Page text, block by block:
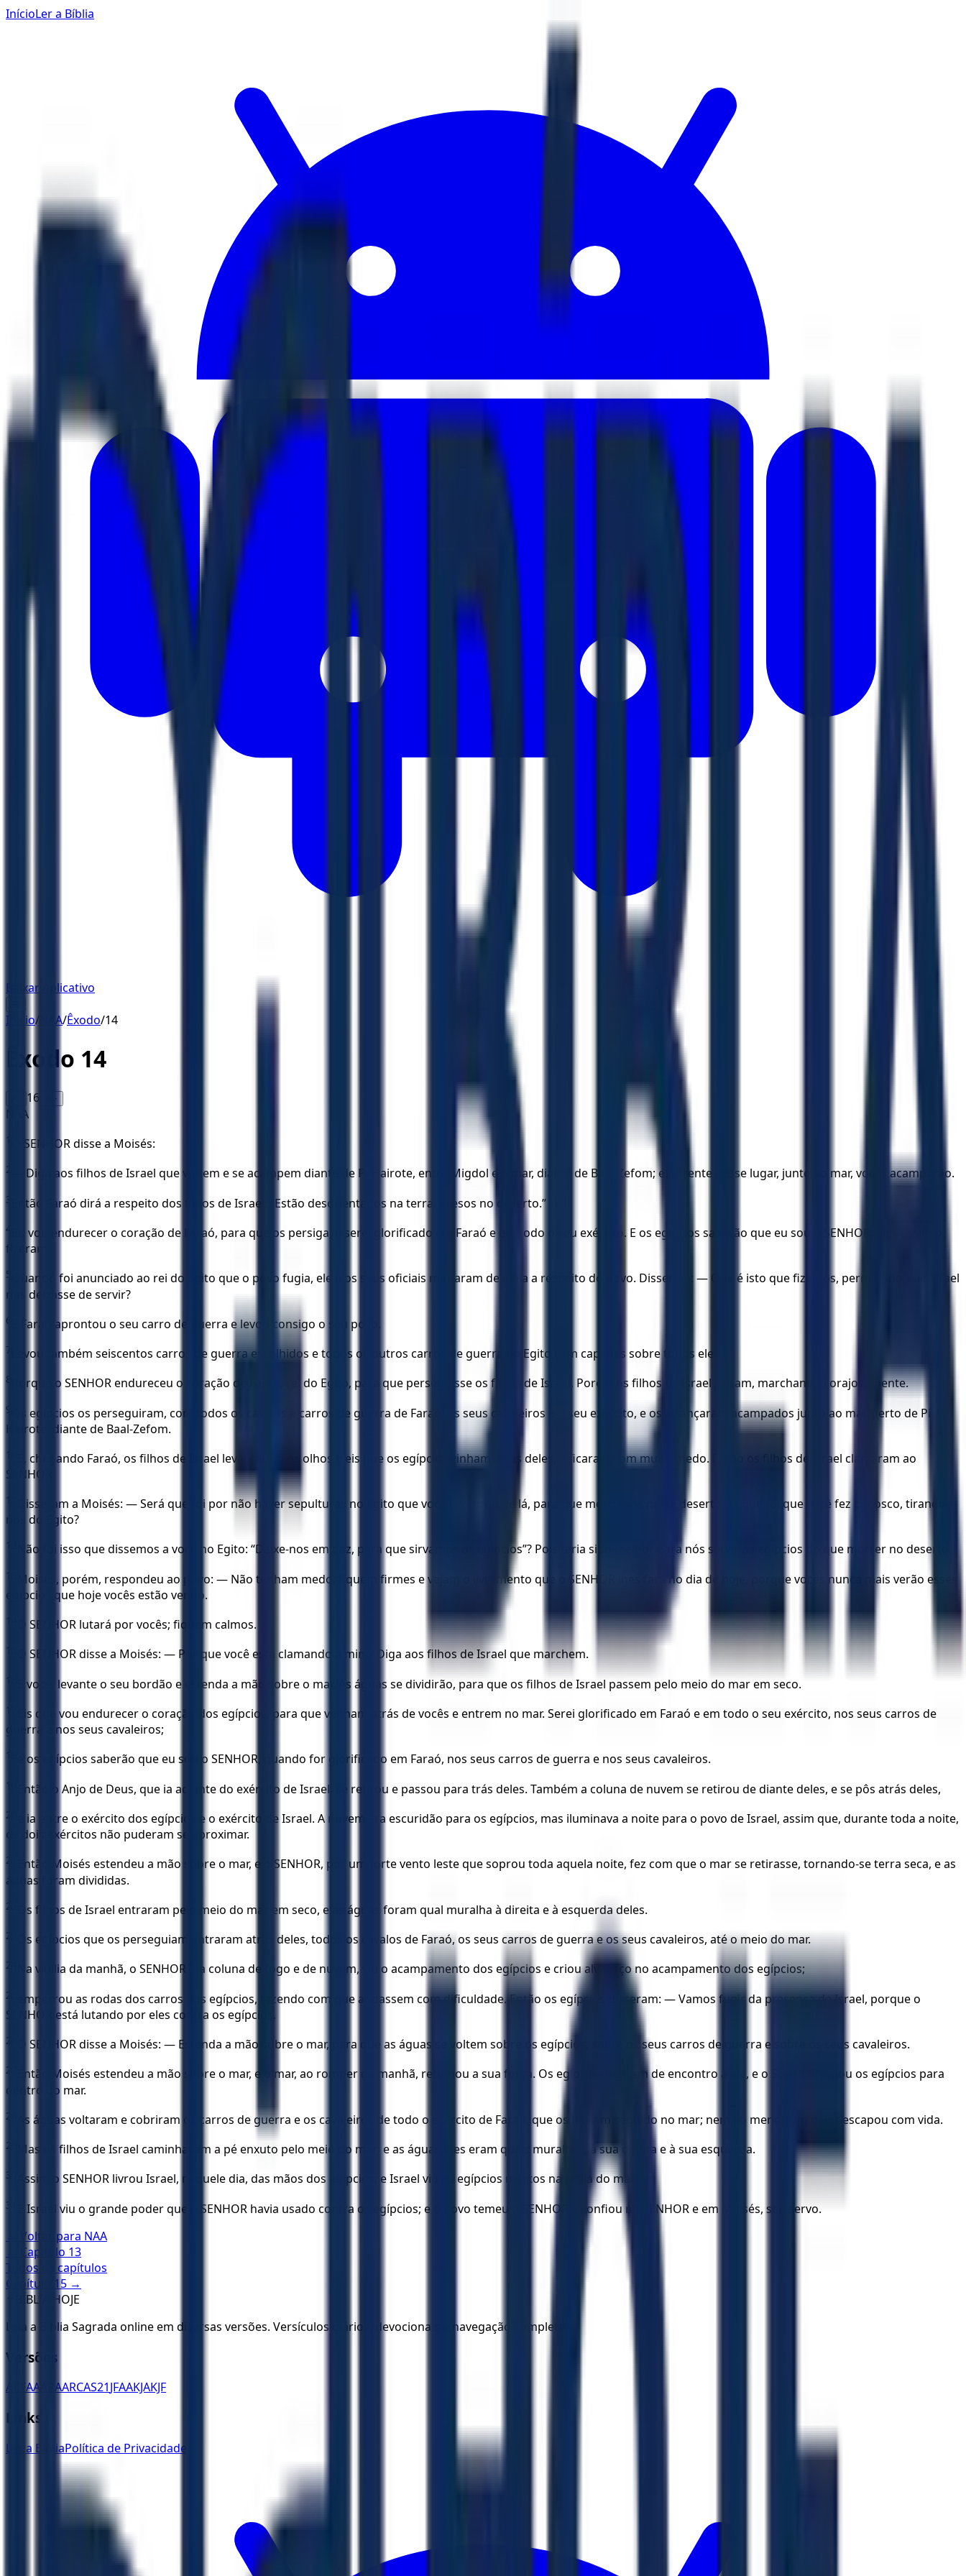
InícioLer a Bíblia
Baixar Aplicativo
Início/ NAA/Êxodo/14
Êxodo 14
16 A+
NAA
1 O SENHOR disse a Moisés:
2 — Diga aos filhos de Israel que voltem e se acampem diante de Pi-Hairote, entre Migdol e o mar, diante de Baal-Zefom; em frente desse lugar, junto ao mar, vocês acamparão.
3 Então Faraó dirá a respeito dos filhos de Israel: “Estão desorientados na terra, presos no deserto.”
4
Eu vou endurecer o coração de Faraó, para que os persiga, e serei glorificado em Faraó e em todo o seu exército. E os egípcios saberão que eu sou o SENHOR. Eles assim o
fizeram.
5
Quando foi anunciado ao rei do Egito que o povo fugia, ele e os seus oficiais mudaram de ideia a respeito do povo. Disseram: — Que é isto que fizemos, permitindo que Israel
nos deixasse de servir?
6 E Faraó aprontou o seu carro de guerra e levou consigo o seu povo.
7 Levou também seiscentos carros de guerra escolhidos e todos os outros carros de guerra do Egito com capitães sobre todos eles.
8 Porque o SENHOR endureceu o coração de Faraó, rei do Egito, para que perseguisse os filhos de Israel. Porém os filhos de Israel saíram, marchando corajosamente.
9
Os egípcios os perseguiram, com todos os cavalos e carros de guerra de Faraó, os seus cavaleiros e o seu exército, e os alcançaram acampados junto ao mar, perto de Pi-
Hairote, diante de Baal-Zefom.
10
E, chegando Faraó, os filhos de Israel levantaram os olhos e eis que os egípcios vinham atrás deles, e ficaram com muito medo. Então os filhos de Israel clamaram ao
SENHOR.
11
Disseram a Moisés: — Será que foi por não haver sepulturas no Egito que você nos tirou de lá, para que morramos neste deserto? O que foi que você fez conosco, tirando-
nos do Egito?
12 Não foi isso que dissemos a você no Egito: “Deixe-nos em paz, para que sirvamos os egípcios”? Pois teria sido melhor para nós servir os egípcios do que morrer no deserto.
13
Moisés, porém, respondeu ao povo: — Não tenham medo; fiquem firmes e vejam o livramento que o SENHOR lhes fará no dia de hoje, porque vocês nunca mais verão esses
egípcios que hoje vocês estão vendo.
14 O SENHOR lutará por vocês; fiquem calmos.
15 O SENHOR disse a Moisés: — Por que você está clamando a mim? Diga aos filhos de Israel que marchem.
16 E você, levante o seu bordão e estenda a mão sobre o mar. As águas se dividirão, para que os filhos de Israel passem pelo meio do mar em seco.
17
Eis que vou endurecer o coração dos egípcios, para que venham atrás de vocês e entrem no mar. Serei glorificado em Faraó e em todo o seu exército, nos seus carros de
guerra e nos seus cavaleiros;
18 e os egípcios saberão que eu sou o SENHOR, quando for glorificado em Faraó, nos seus carros de guerra e nos seus cavaleiros.
19 Então o Anjo de Deus, que ia adiante do exército de Israel, se retirou e passou para trás deles. Também a coluna de nuvem se retirou de diante deles, e se pôs atrás deles,
20
e ia entre o exército dos egípcios e o exército de Israel. A nuvem era escuridão para os egípcios, mas iluminava a noite para o povo de Israel, assim que, durante toda a noite,
os dois exércitos não puderam se aproximar.
21
Então Moisés estendeu a mão sobre o mar, e o SENHOR, por um forte vento leste que soprou toda aquela noite, fez com que o mar se retirasse, tornando-se terra seca, e as
águas foram divididas.
22 Os filhos de Israel entraram pelo meio do mar em seco, e as águas foram qual muralha à direita e à esquerda deles.
23 Os egípcios que os perseguiam entraram atrás deles, todos os cavalos de Faraó, os seus carros de guerra e os seus cavaleiros, até o meio do mar.
24 Na vigília da manhã, o SENHOR, na coluna de fogo e de nuvem, viu o acampamento dos egípcios e criou alvoroço no acampamento dos egípcios;
25
emperrou as rodas dos carros dos egípcios, fazendo com que andassem com dificuldade. Então os egípcios disseram: — Vamos fugir da presença de Israel, porque o
SENHOR está lutando por eles contra os egípcios.
26 O SENHOR disse a Moisés: — Estenda a mão sobre o mar, para que as águas se voltem sobre os egípcios, sobre os seus carros de guerra e sobre os seus cavaleiros.
27
Então Moisés estendeu a mão sobre o mar, e o mar, ao romper da manhã, retomou a sua força. Os egípcios fugiram de encontro a ele, e o SENHOR jogou os egípcios para
dentro do mar.
28 As águas voltaram e cobriram os carros de guerra e os cavaleiros de todo o exército de Faraó, que os haviam seguido no mar; nem ao menos um deles escapou com vida.
29 Mas os filhos de Israel caminhavam a pé enxuto pelo meio do mar; e as águas lhes eram quais muralhas, à sua direita e à sua esquerda.
30 Assim o SENHOR livrou Israel, naquele dia, das mãos dos egípcios; e Israel viu os egípcios mortos na praia do mar.
31
E Israel viu o grande poder que o SENHOR havia usado contra os egípcios; e o povo temeu o SENHOR e confiou no SENHOR e em Moisés, seu servo.
← Voltar para NAA
← Capítulo 13
Todos os capítulos
Capítulo
15 →
BÍBLIA HOJE
Leia a Bíblia Sagrada online em diversas versões. Versículos diários, devocionais e navegação completa.
Versões
ACFAA ARAARCAS21JFAAKJAKJF
Links
Ler a BíbliaPolítica de Privacidade